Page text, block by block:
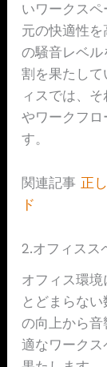
いワークス
元の快適性
の騒音レベ
割を果たし
ィスでは、
やワークフロ
す。
関連記事 正
ド
2.オフィスス
オフィス環
とどまらな
の向上から
適なワーク